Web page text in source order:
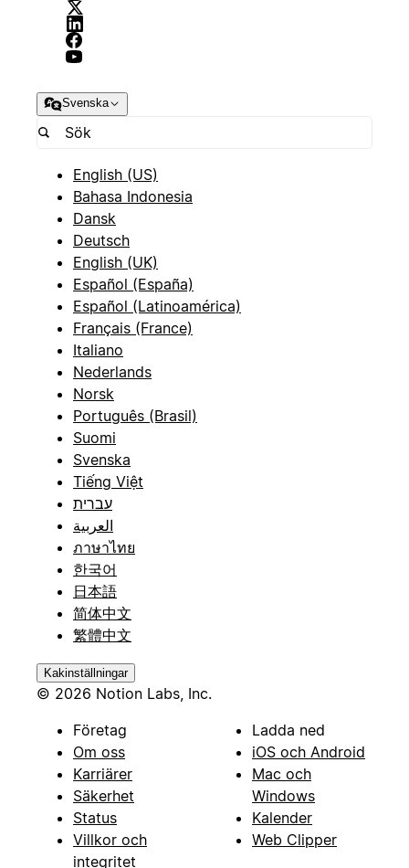
Svenska
English (US)
Bahasa Indonesia
Dansk
Deutsch
English (UK)
Español (España)
Español (Latinoamérica)
Français (France)
Italiano
Nederlands
Norsk
Português (Brasil)
Suomi
Svenska
Tiếng Việt
עברית
العربية
ภาษาไทย
한국어
日本語
简体中文
繁體中文
Kakinställningar
© 2026 Notion Labs, Inc.
Företag
Om oss
Karriärer
Säkerhet
Status
Villkor och
integritet
Ladda ned
iOS och Android
Mac och
Windows
Kalender
Web Clipper